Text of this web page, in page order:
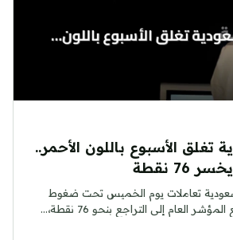
تغلق الأسبوع باللون الأحمر..
نقطة
تعاملات يوم الخميس تحت ضغوط
العام إلى التراجع بنحو 76 نقطة،...